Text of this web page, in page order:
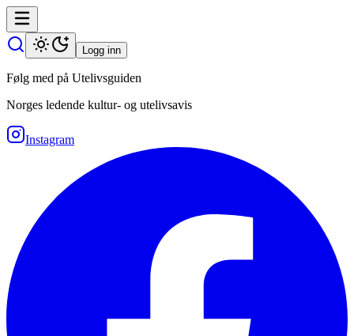
Logg inn
Følg med på Utelivsguiden
Norges ledende kultur- og utelivsavis
Instagram